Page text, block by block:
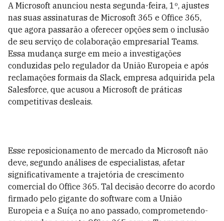
A Microsoft anunciou nesta segunda-feira, 1º, ajustes
nas suas assinaturas de Microsoft 365 e Office 365,
que agora passarão a oferecer opções sem o inclusão
de seu serviço de colaboração empresarial Teams.
Essa mudança surge em meio a investigações
conduzidas pelo regulador da União Europeia e após
reclamações formais da Slack, empresa adquirida pela
Salesforce, que acusou a Microsoft de práticas
competitivas desleais.
Esse reposicionamento de mercado da Microsoft não
deve, segundo análises de especialistas, afetar
significativamente a trajetória de crescimento
comercial do Office 365. Tal decisão decorre do acordo
firmado pelo gigante do software com a União
Europeia e a Suíça no ano passado, comprometendo-